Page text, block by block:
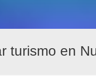
turismo en